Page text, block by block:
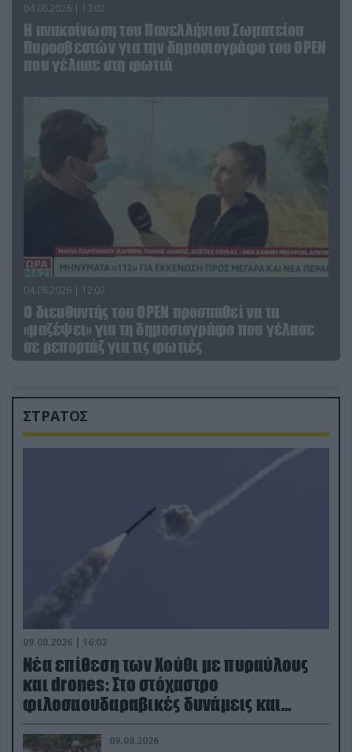
04.08.2026 | 13:02
Η ανακοίνωση του Πανελλήνιου Σωματείου
Πυροσβεστών για την δημοσιογράφο του OPEN
που γέλασε στη φωτιά
04.08.2026 | 12:02
O διευθυντής του OPEN προσπαθεί να τα
«μαζέψει» για τη δημοσιογράφο που γέλασε
σε ρεπορτάζ για τις φωτιές
ΣΤΡΑΤΟΣ
09.08.2026 | 16:02
Νέα επίθεση των Χούθι με πυραύλους
και drones: Στο στόχαστρο
φιλοσαουδαραβικές δυνάμεις και
εγκαταστάσεις
09.08.2026